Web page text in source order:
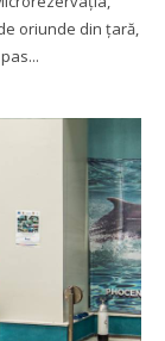
oriunde din țară,